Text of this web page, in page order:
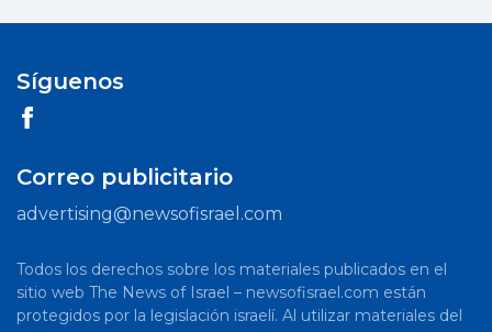
Síguenos
Correo publicitario
advertising@newsofisrael.com
Todos los derechos sobre los materiales publicados en el
sitio web The News of Israel – newsofisrael.com están
protegidos por la legislación israelí. Al utilizar materiales del